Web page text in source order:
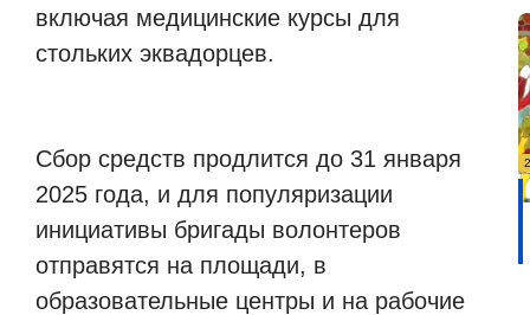
включая медицинские курсы для
стольких эквадорцев.
Сбор средств продлится до 31 января
2025 года, и для популяризации
инициативы бригады волонтеров
отправятся на площади, в
образовательные центры и на рабочие